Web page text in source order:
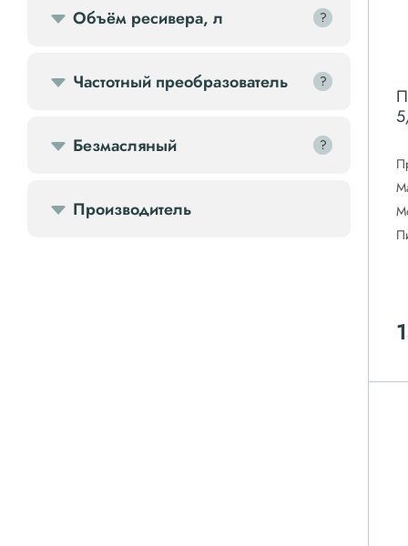
Ресиверы
Объём ресивера, л ?
?
Частотный преобразователь ?
?
Безмасляный ?
?
Производитель